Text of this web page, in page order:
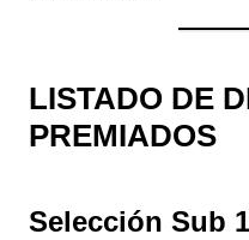
LISTADO DE
PREMIADOS
Selección Sub